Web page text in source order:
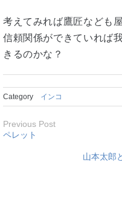
考えてみれば鷹匠なども
信頼関係ができていれば
きるのかな？
Category インコ
Previous Post
ペレット
山本太郎